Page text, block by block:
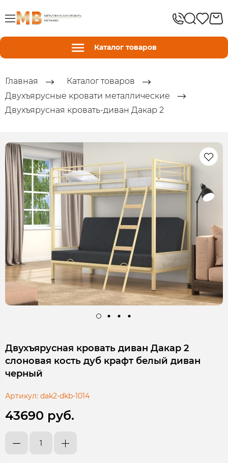
Каталог товаров
Главная
Каталог товаров
Двухъярусные кровати металлические
Двухъярусная кровать-диван Дакар 2
Двухъярусная кровать диван Дакар 2
слоновая кость дуб крафт белый диван
черный
Артикул: dak2-dkb-1014
43690 руб.